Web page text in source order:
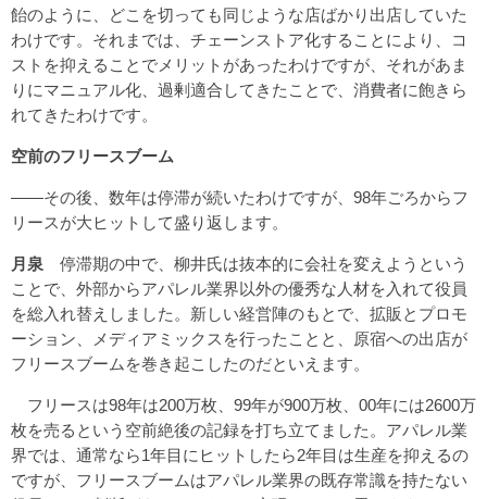
飴のように、どこを切っても同じような店ばかり出店していた
わけです。それまでは、チェーンストア化することにより、コ
ストを抑えることでメリットがあったわけですが、それがあま
りにマニュアル化、過剰適合してきたことで、消費者に飽きら
れてきたわけです。
空前のフリースブーム
――その後、数年は停滞が続いたわけですが、98年ごろからフ
リースが大ヒットして盛り返します。
月泉 停滞期の中で、柳井氏は抜本的に会社を変えようという
ことで、外部からアパレル業界以外の優秀な人材を入れて役員
を総入れ替えしました。新しい経営陣のもとで、拡販とプロモ
ーション、メディアミックスを行ったことと、原宿への出店が
フリースブームを巻き起こしたのだといえます。
フリースは98年は200万枚、99年が900万枚、00年には2600万
枚を売るという空前絶後の記録を打ち立てました。アパレル業
界では、通常なら1年目にヒットしたら2年目は生産を抑えるの
ですが、フリースブームはアパレル業界の既存常識を持たない